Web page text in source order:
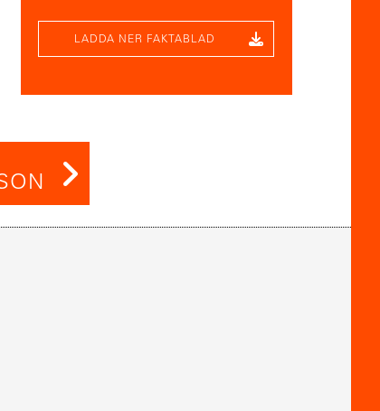
LADDA NER FAKTABLAD